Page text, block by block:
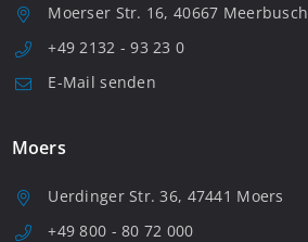
Moerser Str. 16, 40667 Meerbusch
+49 2132 - 93 23 0
E-Mail senden
Moers
Uerdinger Str. 36, 47441 Moers
+49 800 - 80 72 000